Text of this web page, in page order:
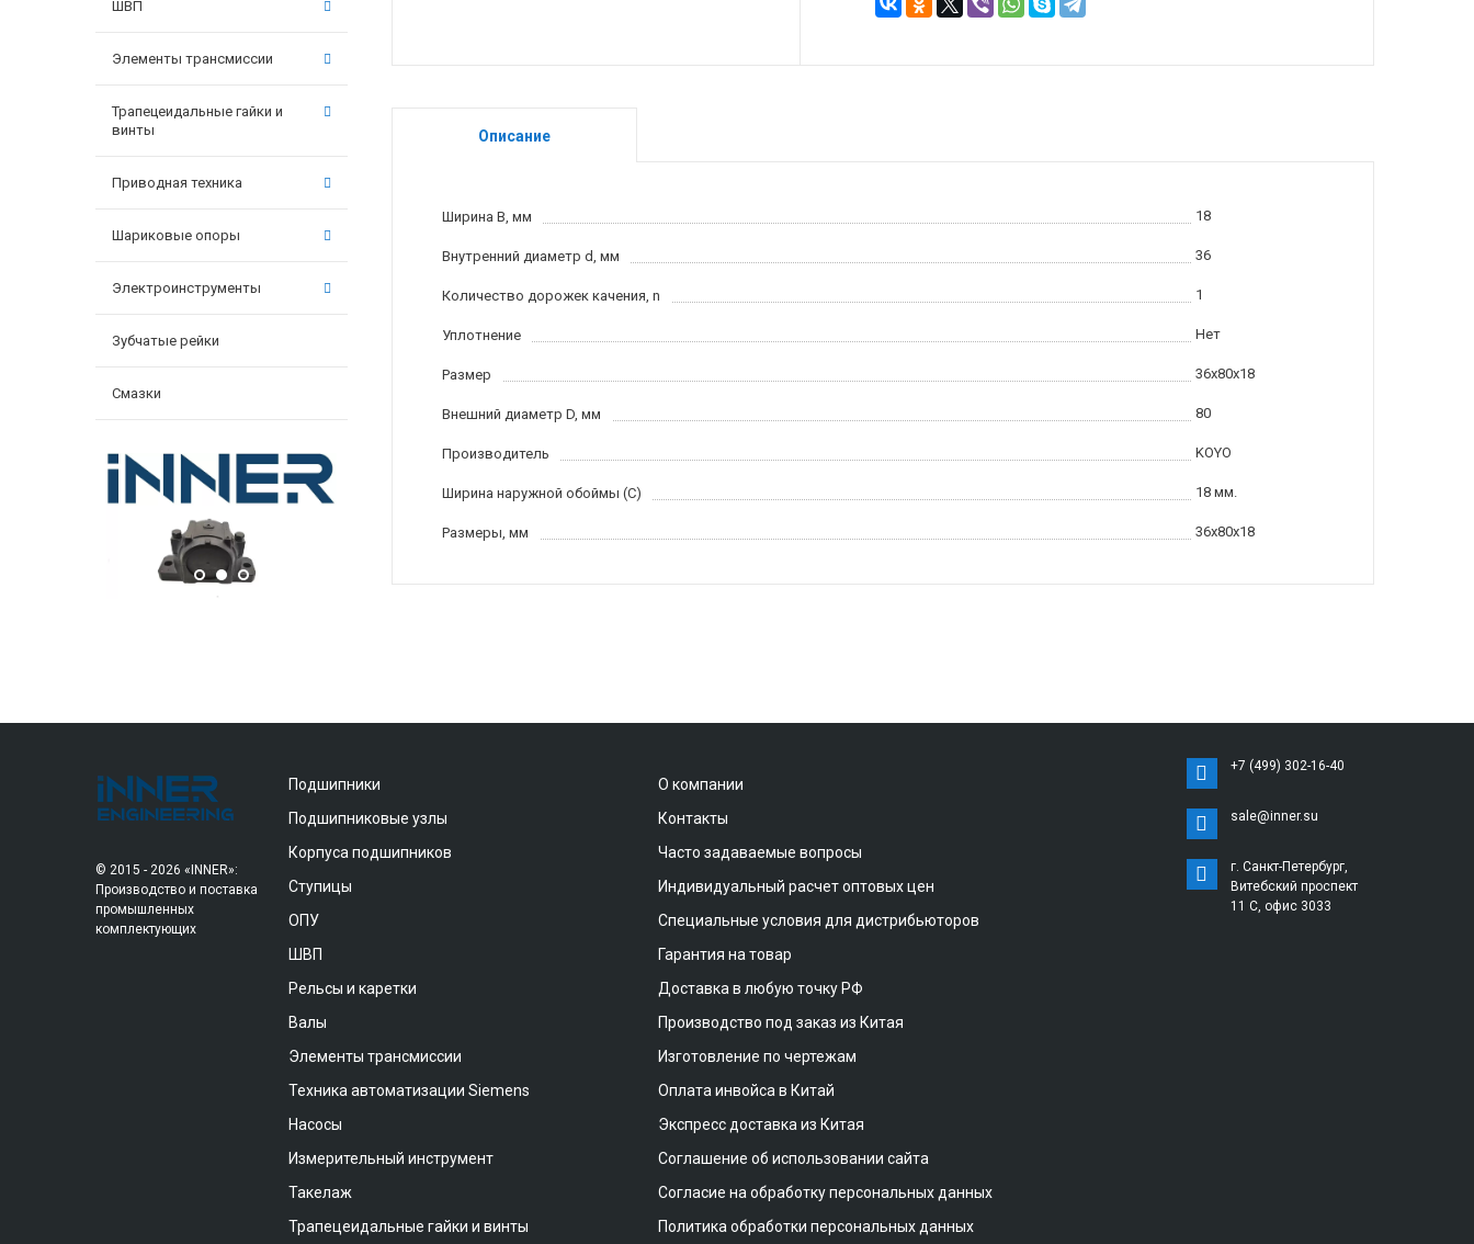
ШВП
Элементы трансмиссии
Трапецеидальные гайки и
винты
Приводная техника
Шариковые опоры
Электроинструменты
Зубчатые рейки
Смазки
Описание
Ширина B, мм 18
Внутренний диаметр d, мм 36
Количество дорожек качения, n 1
Уплотнение Нет
Размер 36x80x18
Внешний диаметр D, мм 80
Производитель KOYO
Ширина наружной обоймы (C) 18 мм.
Размеры, мм 36x80x18
© 2015 - 2026 «INNER»:
Производство и поставка
промышленных
комплектующих
Подшипники
Подшипниковые узлы
Корпуса подшипников
Ступицы
ОПУ
ШВП
Рельсы и каретки
Валы
Элементы трансмиссии
Техника автоматизации Siemens
Насосы
Измерительный инструмент
Такелаж
Трапецеидальные гайки и винты
О компании
Контакты
Часто задаваемые вопросы
Индивидуальный расчет оптовых цен
Специальные условия для дистрибьюторов
Гарантия на товар
Доставка в любую точку РФ
Производство под заказ из Китая
Изготовление по чертежам
Оплата инвойса в Китай
Экспресс доставка из Китая
Соглашение об использовании сайта
Согласие на обработку персональных данных
Политика обработки персональных данных
+7 (499) 302-16-40
sale@inner.su
г. Санкт-Петербург,
Витебский проспект
11 С, офис 3033